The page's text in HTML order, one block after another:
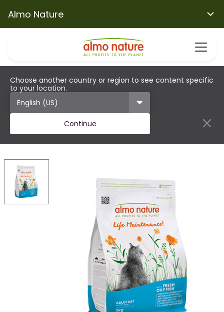
Almo Nature
Choose another country or region to see content specific
to your location.
Continue